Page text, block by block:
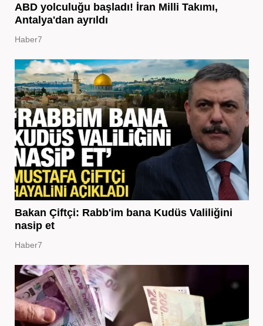
ABD yolculuğu başladı! İran Milli Takımı,
Antalya'dan ayrıldı
Haber7
Bakan Çiftçi: Rabb'im bana Kudüs Valiliğini
nasip et
Haber7